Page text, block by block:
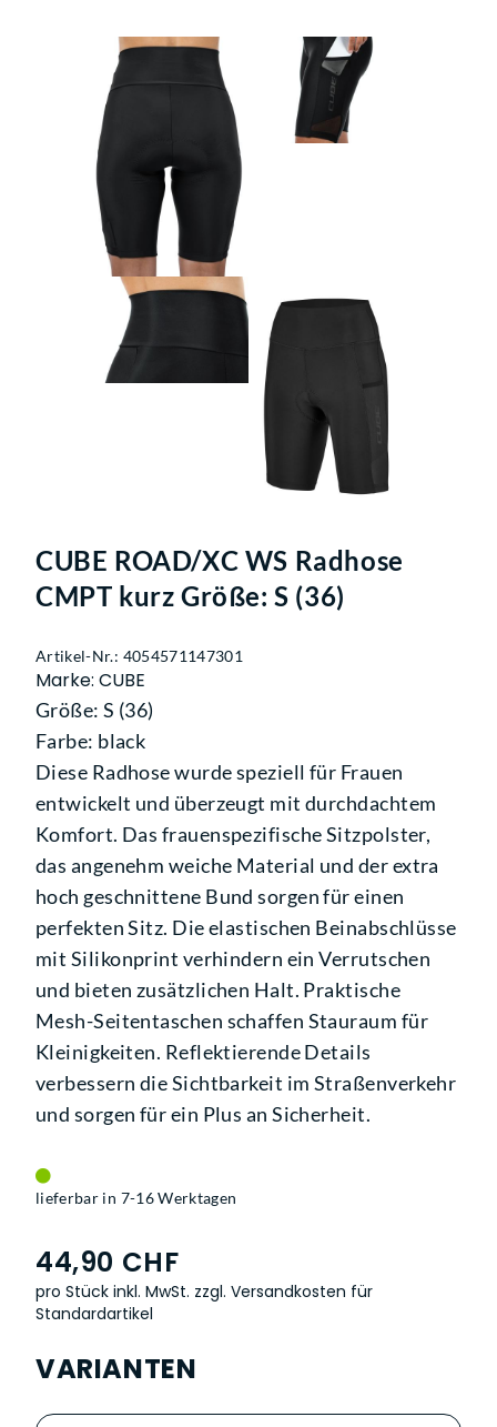
CUBE ROAD/XC WS Radhose
CMPT kurz Größe: S (36)
Artikel-Nr.: 4054571147301
Marke: CUBE
Größe: S (36)
Farbe: black
Diese Radhose wurde speziell für Frauen
entwickelt und überzeugt mit durchdachtem
Komfort. Das frauenspezifische Sitzpolster,
das angenehm weiche Material und der extra
hoch geschnittene Bund sorgen für einen
perfekten Sitz. Die elastischen Beinabschlüsse
mit Silikonprint verhindern ein Verrutschen
und bieten zusätzlichen Halt. Praktische
Mesh-Seitentaschen schaffen Stauraum für
Kleinigkeiten. Reflektierende Details
verbessern die Sichtbarkeit im Straßenverkehr
und sorgen für ein Plus an Sicherheit.
lieferbar in 7-16 Werktagen
44,90 CHF
pro Stück inkl. MwSt. zzgl. Versandkosten für
Standardartikel
VARIANTEN